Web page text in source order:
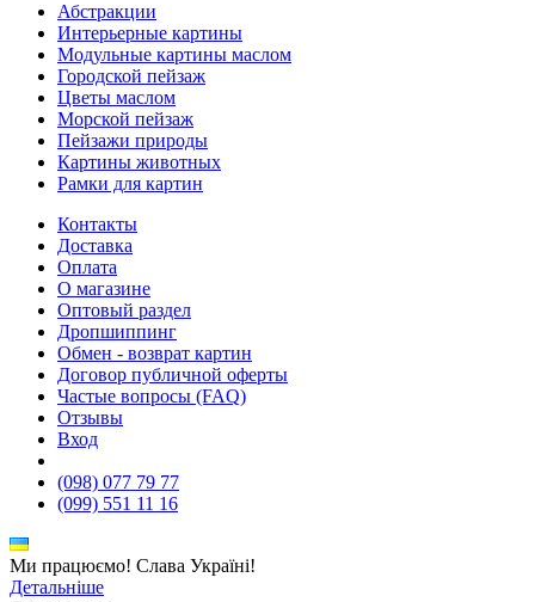
Абстракции
Интерьерные картины
Модульные картины маслом
Городской пейзаж
Цветы маслом
Морской пейзаж
Пейзажи природы
Картины животных
Рамки для картин
Контакты
Доставка
Оплата
О магазине
Оптовый раздел
Дропшиппинг
Обмен - возврат картин
Договор публичной оферты
Частые вопросы (FAQ)
Отзывы
Вход
(098) 077 79 77
(099) 551 11 16
Ми працюємо! Слава Україні!
Детальніше